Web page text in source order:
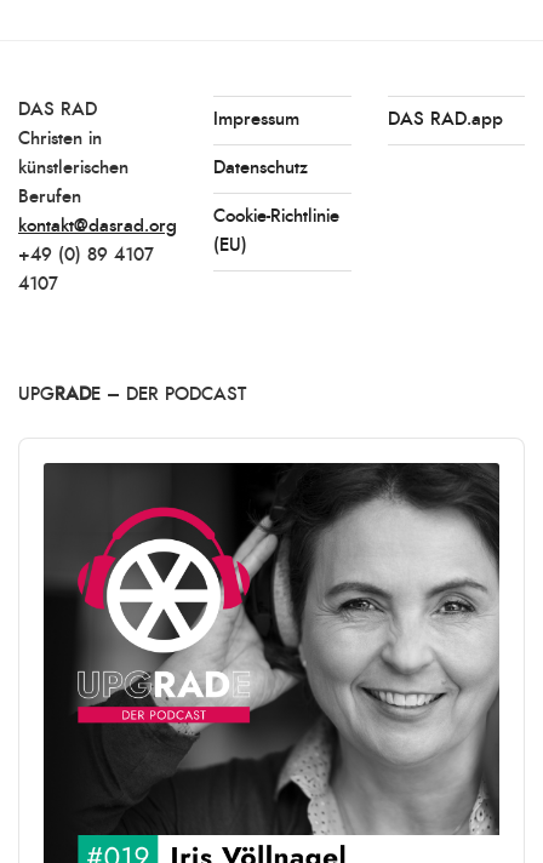
DAS RAD
Christen in
künstlerischen
Berufen
kontakt@dasrad.org
+49 (0) 89 4107
4107
Impressum
Datenschutz
Cookie-Richtlinie
(EU)
DAS RAD.app
UPG RADE – DER PODCAST
Audio
Player